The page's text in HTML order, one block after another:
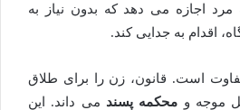
مرد اجازه می دهد که بدون نیاز به
اقدام به جدایی کند.
است. قانون، زن را برای طلاق
موجه و محکمه پسند می داند. این